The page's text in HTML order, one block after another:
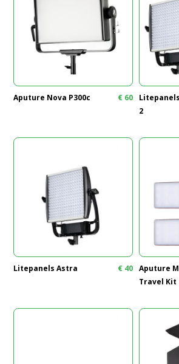
Aputure Nova P300c € 60
2
Litepanels Astra € 40 Aputure
Travel Kit